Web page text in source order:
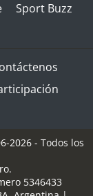
Sport Buzz
2026 - Todos los
5346433